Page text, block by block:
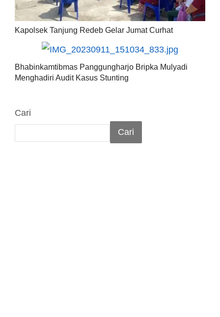
Kapolsek Tanjung Redeb Gelar Jumat Curhat
Bhabinkamtibmas Panggungharjo Bripka Mulyadi
Menghadiri Audit Kasus Stunting
Cari
Cari